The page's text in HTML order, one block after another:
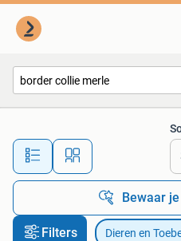
Alle
Bewaar
Filters Dieren en